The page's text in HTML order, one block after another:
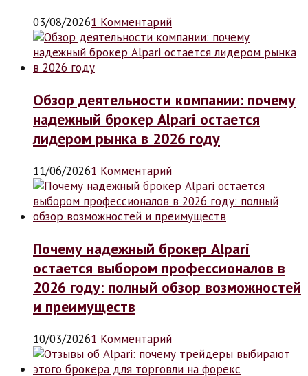
03/08/20261 Комментарий
Обзор деятельности компании: почему
надежный брокер Alpari остается
лидером рынка в 2026 году
11/06/20261 Комментарий
Почему надежный брокер Alpari
остается выбором профессионалов в
2026 году: полный обзор возможностей
и преимуществ
10/03/20261 Комментарий